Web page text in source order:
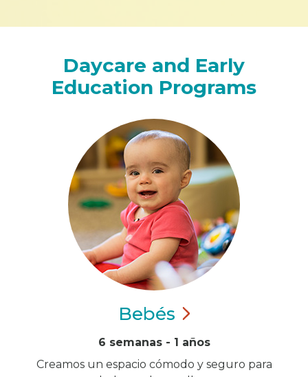
Daycare and Early
Education Programs
Bebés
6 semanas - 1 años
Creamos un espacio cómodo y seguro para